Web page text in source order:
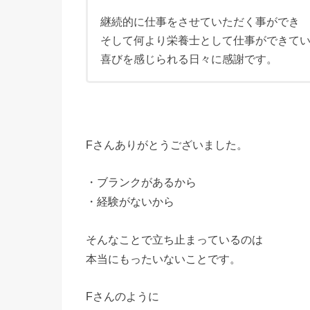
継続的に仕事をさせていただく事ができ
そして何より栄養士として仕事ができて
喜びを感じられる日々に感謝です。
Fさんありがとうございました。
・ブランクがあるから
・経験がないから
そんなことで立ち止まっているのは
本当にもったいないことです。
Fさんのように